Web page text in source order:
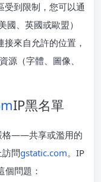
受到限制，您可以通
國、英國或歐盟）
接來自允許的位置，
源（字體、圖像、
IP黑名單
格——共享或濫用的
問gstatic.com。IP
個問題：